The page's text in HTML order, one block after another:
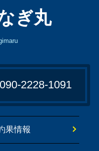
ぎ丸
2228-1091
果情報